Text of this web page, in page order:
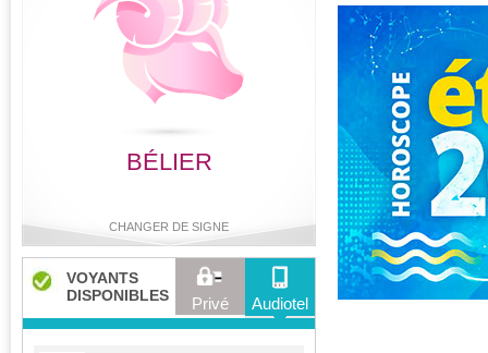
BÉLIER
CHANGER DE SIGNE
Bélier Taureau Gémeaux Cancer
VOYANTS
DISPONIBLES
Privé Audiotel